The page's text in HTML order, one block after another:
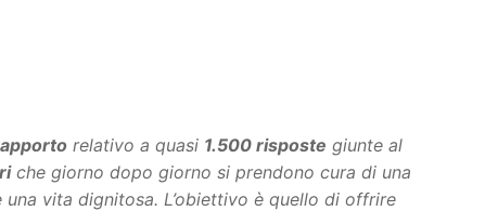
relativo a quasi 1.500 risposte giunte al
che giorno dopo giorno si prendono cura di una
vita dignitosa. L’obiettivo è quello di offrire